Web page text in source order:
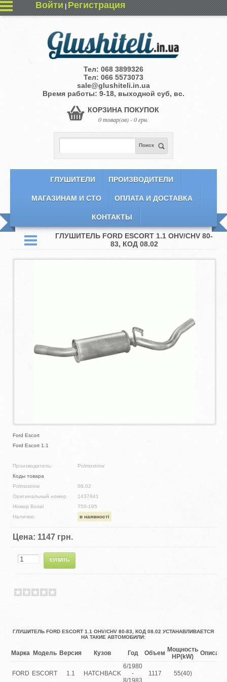
Войти|Регистрация
Тел: 068 3899326
Тел: 066 5573073
sale@glushiteli.in.ua
Время работы: 9-18, выходной суб, вс.
КОРЗИНА ПОКУПОК
0 товар(ов) - 0 грн.
Поиск
ГЛУШИТЕЛИ ПРОИЗВОДИТЕЛИ
МАГАЗИНАМ И СТО ОПЛАТА И ДОСТАВКА
КОНТАКТЫ
ГЛУШИТЕЛЬ FORD ESCORT 1.1 OHV/CHV 80-
83, КОД 08.02
Ford Escort
Ford Escort 1.1
Производитель:
Polmostrow
Коды товара
Polmostrow
08.02
Оригинальный номер
1437841
Номер Bosal
750-195
Наличие:
в наявності
Цена: 1147 грн.
ГЛУШИТЕЛЬ FORD ESCORT 1.1 OHV/CHV 80-83, КОД 08.02 УСТАНАВЛИВАЕТСЯ
НА ТАКИЕ АВТОМОБИЛИ:
Марка Модель Версия Кузов Год Объем Мощность
HP(kW)
FORD ESCORT 1.1 HATCHBACK
6/1980
-
8/1983
1117 55(40)